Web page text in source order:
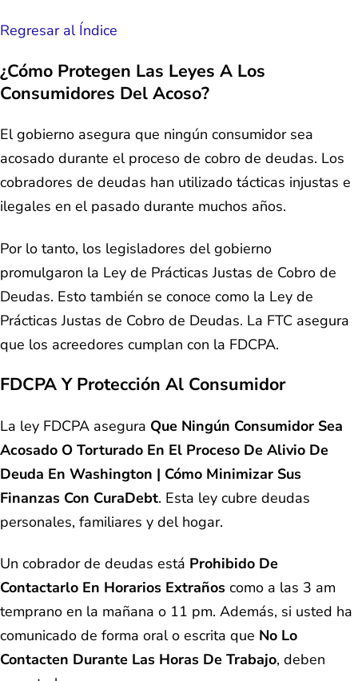
Regresar al Índice
¿Cómo Protegen Las Leyes A Los
Consumidores Del Acoso?
El gobierno asegura que ningún consumidor sea
acosado durante el proceso de cobro de deudas. Los
cobradores de deudas han utilizado tácticas injustas e
ilegales en el pasado durante muchos años.
Por lo tanto, los legisladores del gobierno
promulgaron la Ley de Prácticas Justas de Cobro de
Deudas. Esto también se conoce como la Ley de
Prácticas Justas de Cobro de Deudas. La FTC asegura
que los acreedores cumplan con la FDCPA.
FDCPA Y Protección Al Consumidor
La ley FDCPA asegura Que Ningún Consumidor Sea
Acosado O Torturado En El Proceso De Alivio De
Deuda En Washington | Cómo Minimizar Sus
Finanzas Con CuraDebt. Esta ley cubre deudas
personales, familiares y del hogar.
Un cobrador de deudas está Prohibido De
Contactarlo En Horarios Extraños como a las 3 am
temprano en la mañana o 11 pm. Además, si usted ha
comunicado de forma oral o escrita que No Lo
Contacten Durante Las Horas De Trabajo, deben